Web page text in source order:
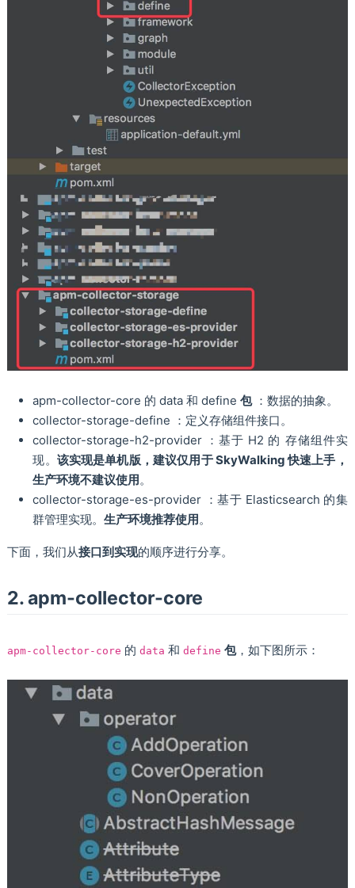
apm-collector-core 的 data 和 define包：数据的抽象。
collector-storage-define ：定义存储组件接口。
collector-storage-h2-provider ：基于 H2 的 存储组件实
现。 该实现是单机版，建议仅用于 SkyWalking 快速上手，
生产环境不建议使用。
collector-storage-es-provider ：基于 Elasticsearch 的集
群管理实现。生产环境推荐使用。
下面，我们从接口到实现的顺序进行分享。
2. apm-collector-core
apm-collector-core 的data 和define 包，如下图所示：